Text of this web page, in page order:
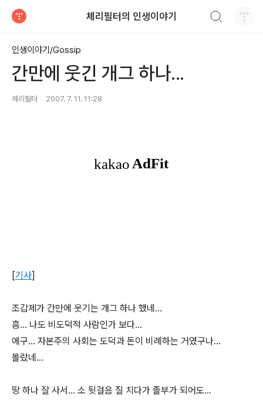
체리필터의 인생이야기
인생이야기/Gossip
간만에 웃긴 개그 하나...
체리필터 2007. 7. 11. 11:28
[기사]
조갑제가 간만에 웃기는 개그 하나 했네...
흠... 나도 비도덕적 사람인가 보다...
에구... 자본주의 사회는 도덕과 돈이 비례하는 거였구나...
몰랐네...
땅 하나 잘 사서... 소 뒷걸음 질 치다가 졸부가 되어도...